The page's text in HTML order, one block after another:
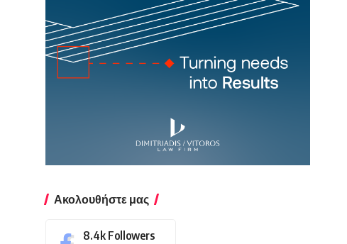
Ακολουθήστε μας
8.4k Followers